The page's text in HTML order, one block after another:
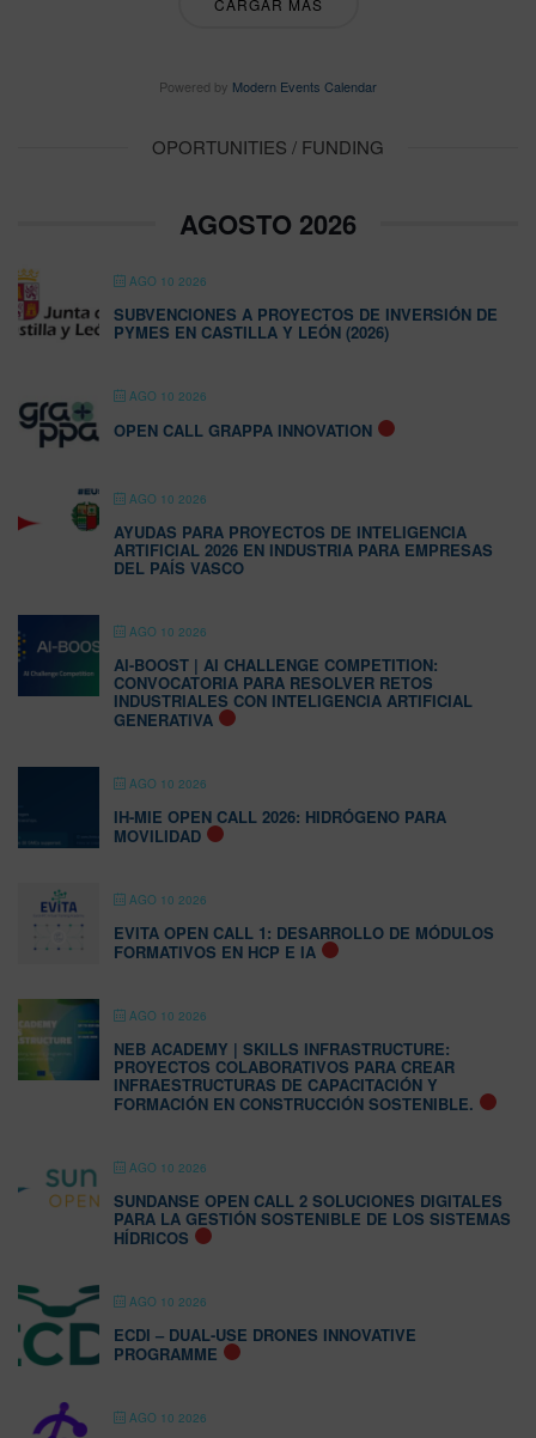
CARGAR MÁS
Powered by Modern Events Calendar
OPORTUNITIES / FUNDING
AGOSTO 2026
AGO 10 2026
SUBVENCIONES A PROYECTOS DE INVERSIÓN DE
PYMES EN CASTILLA Y LEÓN (2026)
AGO 10 2026
OPEN CALL GRAPPA INNOVATION
AGO 10 2026
AYUDAS PARA PROYECTOS DE INTELIGENCIA
ARTIFICIAL 2026 EN INDUSTRIA PARA EMPRESAS
DEL PAÍS VASCO
AGO 10 2026
AI-BOOST | AI CHALLENGE COMPETITION:
CONVOCATORIA PARA RESOLVER RETOS
INDUSTRIALES CON INTELIGENCIA ARTIFICIAL
GENERATIVA
AGO 10 2026
IH-MIE OPEN CALL 2026: HIDRÓGENO PARA
MOVILIDAD
AGO 10 2026
EVITA OPEN CALL 1: DESARROLLO DE MÓDULOS
FORMATIVOS EN HCP E IA
AGO 10 2026
NEB ACADEMY | SKILLS INFRASTRUCTURE:
PROYECTOS COLABORATIVOS PARA CREAR
INFRAESTRUCTURAS DE CAPACITACIÓN Y
FORMACIÓN EN CONSTRUCCIÓN SOSTENIBLE.
AGO 10 2026
SUNDANSE OPEN CALL 2 SOLUCIONES DIGITALES
PARA LA GESTIÓN SOSTENIBLE DE LOS SISTEMAS
HÍDRICOS
AGO 10 2026
ECDI – DUAL-USE DRONES INNOVATIVE
PROGRAMME
AGO 10 2026